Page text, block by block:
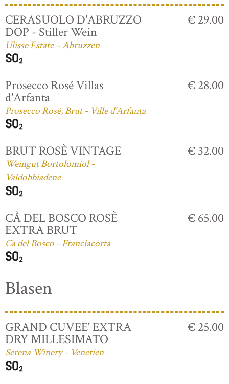
CERASUOLO D'ABRUZZO
DOP - Stiller Wein
Ulisse Estate – Abruzzen
€ 29.00
Prosecco Rosé Villas
d'Arfanta
Prosecco Rosé, Brut - Ville d'Arfanta
€ 28.00
BRUT ROSÈ VINTAGE
Weingut Bortolomiol -
Valdobbiadene
€ 32.00
CÅ DEL BOSCO ROSÈ
EXTRA BRUT
Ca del Bosco - Franciacorta
€ 65.00
Blasen
GRAND CUVEE' EXTRA
DRY MILLESIMATO
Serena Winery - Venetien
€ 25.00